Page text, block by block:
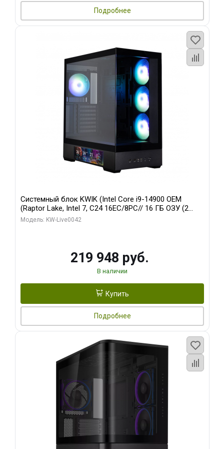
Подробнее
Системный блок KWIK (Intel Core i9-14900 OEM
(Raptor Lake, Intel 7, C24 16EC/8PC// 16 ГБ ОЗУ (2
модуля)/ Gigabyte RTX5070Ti EAGLE OC ICE SFF 16GB
Модель: KW-Live0042
219 948 руб.
В наличии
Купить
Подробнее